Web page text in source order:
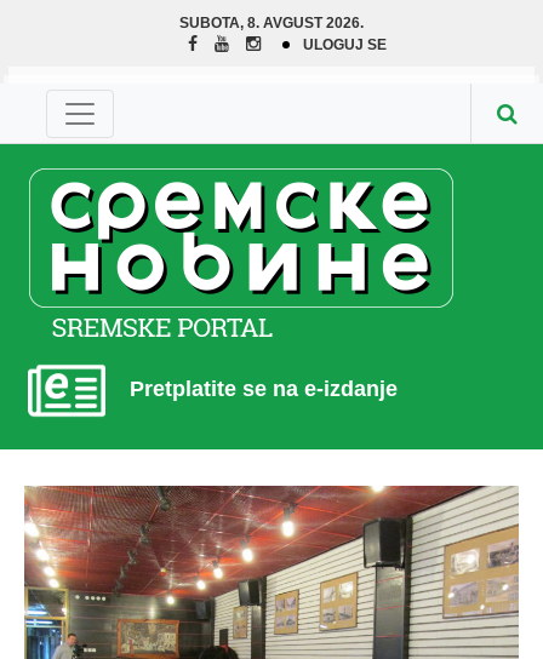
SUBOTA, 8. AVGUST 2026.
ULOGUJ SE
Pretplatite se na e-izdanje